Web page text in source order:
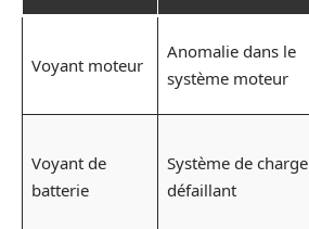
Voyant moteur
Anomalie dans le
système moteur
Voyant de
batterie
Système de charge
défaillant